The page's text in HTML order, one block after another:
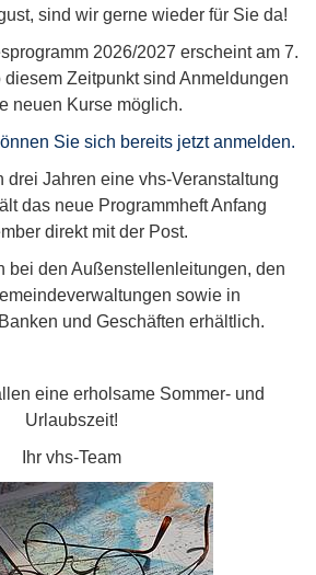
sind wir gerne wieder für Sie da!
2026/2027 erscheint am 7.
diesem Zeitpunkt sind Anmeldungen
neuen Kurse möglich.
Sie sich bereits jetzt anmelden.
drei Jahren eine vhs-Veranstaltung
das neue Programmheft Anfang
direkt mit der Post.
bei den Außenstellenleitungen, den
sowie in
und Geschäften erhältlich.
eine erholsame Sommer- und
Urlaubszeit!
Ihr vhs-Team